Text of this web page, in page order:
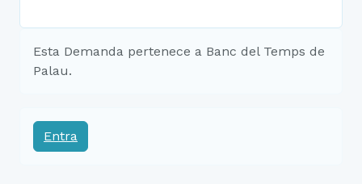
Esta Demanda pertenece a Banc del Temps de
Palau.
Entra